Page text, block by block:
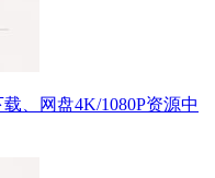
、网盘4K/1080P资源中